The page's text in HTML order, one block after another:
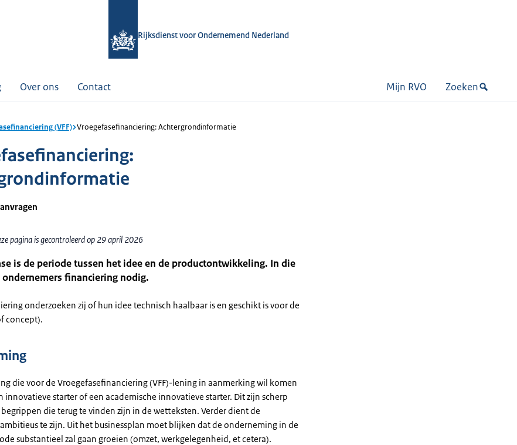
Rijksdienst voor Ondernemend Nederland
Over ons Contact Mijn RVO Zoeken
(VFF) Vroegefasefinanciering: Achtergrondinformatie
pagina is gecontroleerd op 29 april 2026
is de periode tussen het idee en de productontwikkeling. In die
ondernemers financiering nodig.
onderzoeken zij of hun idee technisch haalbaar is en geschikt is voor de
concept).
die voor de Vroegefasefinanciering (VFF)-lening in aanmerking wil komen
innovatieve starter of een academische innovatieve starter. Dit zijn scherp
die terug te vinden zijn in de wetteksten. Verder dient de
te zijn. Uit het businessplan moet blijken dat de onderneming in de
substantieel zal gaan groeien (omzet, werkgelegenheid, et cetera).